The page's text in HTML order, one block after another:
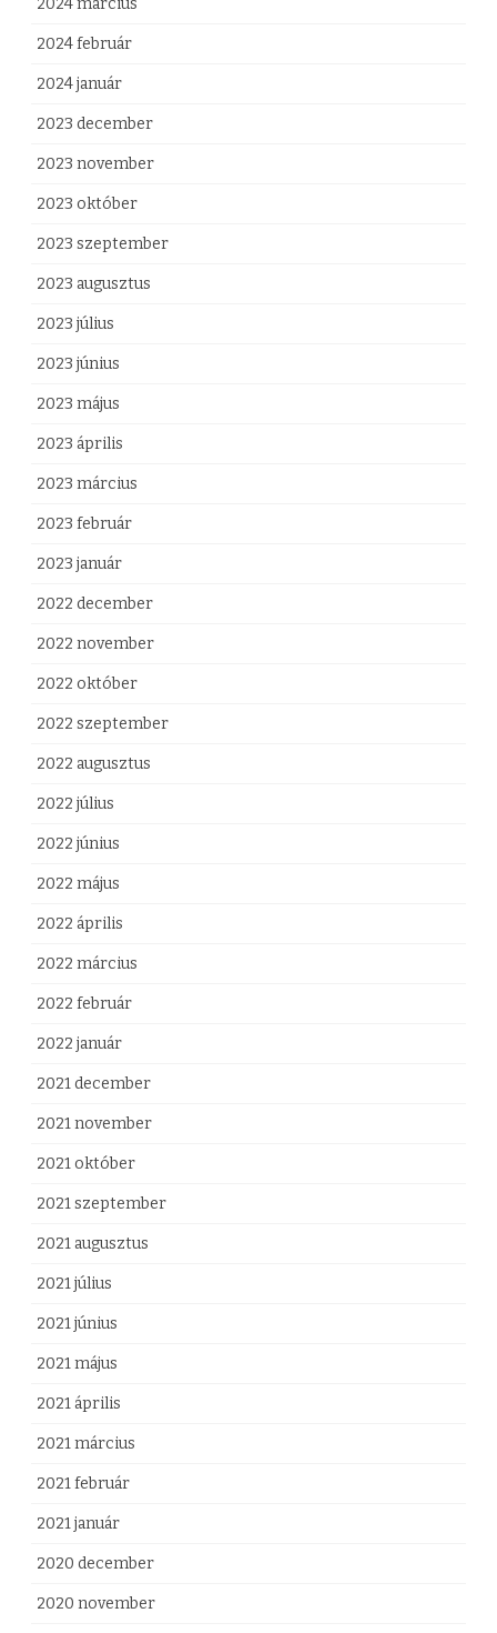
2024 március
2024 február
2024 január
2023 december
2023 november
2023 október
2023 szeptember
2023 augusztus
2023 július
2023 június
2023 május
2023 április
2023 március
2023 február
2023 január
2022 december
2022 november
2022 október
2022 szeptember
2022 augusztus
2022 július
2022 június
2022 május
2022 április
2022 március
2022 február
2022 január
2021 december
2021 november
2021 október
2021 szeptember
2021 augusztus
2021 július
2021 június
2021 május
2021 április
2021 március
2021 február
2021 január
2020 december
2020 november